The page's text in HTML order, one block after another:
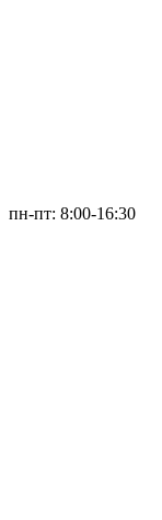
пн-пт: 8:00-16:30